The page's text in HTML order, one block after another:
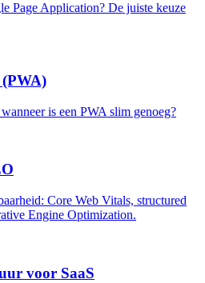
Page Application? De juiste keuze
(PWA)
is een PWA slim genoeg?
Core Web Vitals, structured
Engine Optimization.
voor SaaS